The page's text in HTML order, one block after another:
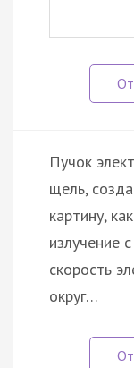
Пучок
щель,
картину,
излучение
скорость
округ…